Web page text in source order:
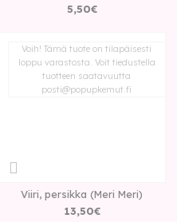
5,50€
Viiri, persikka (Meri Meri)
13,50€
Voih! Tämä tuote on tilapäisesti
loppu varastosta. Voit tiedustella
tuotteen saatavuutta
posti@popupkemut.fi